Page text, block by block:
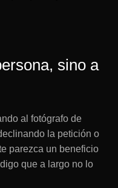
sino a
al fotógrafo de
la petición o
parezca un beneficio
que a largo no lo